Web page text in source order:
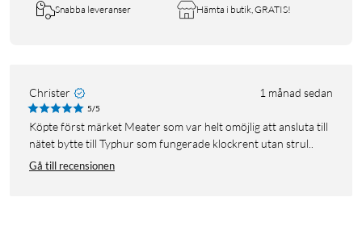
Snabba leveranser Hämta i butik, GRATIS!
Christer 1 månad sedan
5/5
Köpte först märket Meater som var helt omöjlig att ansluta till
nätet bytte till Typhur som fungerade klockrent utan strul..
Gå till recensionen